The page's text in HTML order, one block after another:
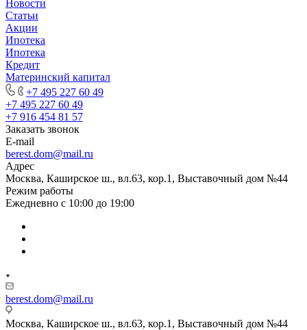
Новости
Статьи
Акции
Ипотека
Ипотека
Кредит
Материнский капитал
+7 495 227 60 49
+7 495 227 60 49
+7 916 454 81 57
Заказать звонок
E-mail
berest.dom@mail.ru
Адрес
Москва, Каширское ш., вл.63, кор.1, Выставочный дом №44
Режим работы
Ежедневно с 10:00 до 19:00
berest.dom@mail.ru
Москва, Каширское ш., вл.63, кор.1, Выставочный дом №44